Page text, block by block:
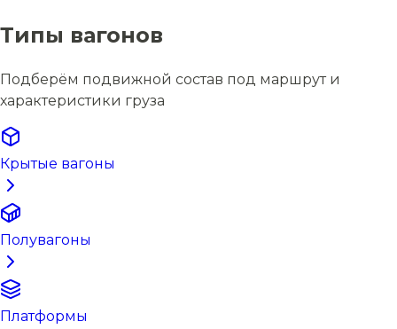
Типы вагонов
Подберём подвижной состав под маршрут и
характеристики груза
Крытые вагоны
Полувагоны
Платформы